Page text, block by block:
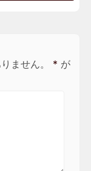
ません。 * が